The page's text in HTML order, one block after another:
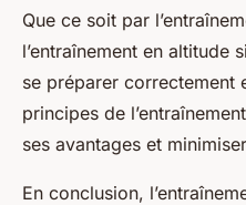
Que ce soit par
l’entraînement en altitude
se préparer correctement
principes de
ses avantages et
En conclusion,